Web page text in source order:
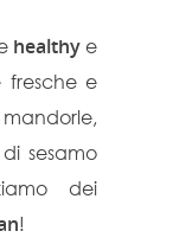
healthye
fresche e
sesamo
dei
!